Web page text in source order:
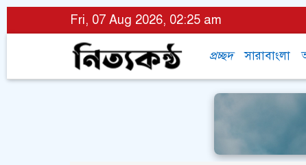
Fri, 07 Aug 2026, 02:25 am
প্রচ্ছদ সারাবাংলা